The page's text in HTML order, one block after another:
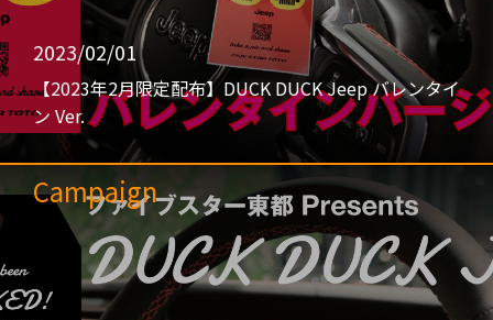
2023/02/01
【2023年2月限定配布】DUCK DUCK Jeep バレンタイ
ン Ver.
Campaign